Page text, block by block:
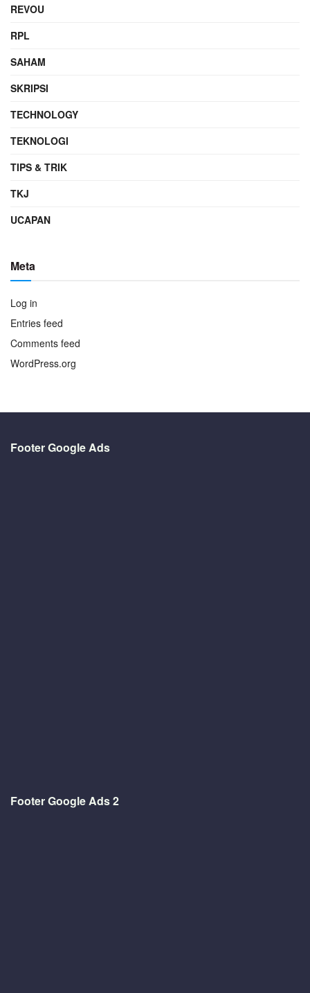
REVOU
RPL
SAHAM
SKRIPSI
TECHNOLOGY
TEKNOLOGI
TIPS & TRIK
TKJ
UCAPAN
Meta
Log in
Entries feed
Comments feed
WordPress.org
Footer Google Ads
Footer Google Ads 2